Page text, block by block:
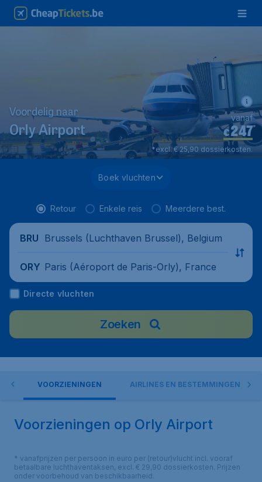
Voordelig naar
Orly Airport €247*
vanaf
*excl. € 25,90 dossierkosten.
Boek vluchten
Retour Enkele reis Meerdere best.
BRU Brussels (Luchthaven Brussel), Belgium
ORY Paris (Aéroport de Paris-Orly), France
Directe vluchten
Zoeken
VOORZIENINGEN AIRLINES EN BESTEMMINGEN
Voorzieningen op Orly Airport
* vanafprijzen per persoon in euro per (retour)vlucht incl. vooraf
betaalbare luchthaventaksen, excl. € 29,90 dossierkosten. Prijzen
onder voorbehoud van beschikbaarheid.